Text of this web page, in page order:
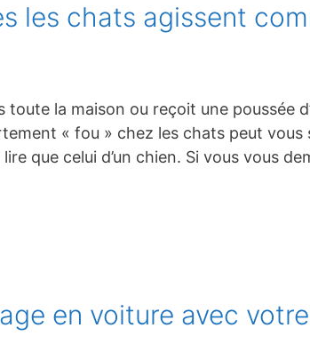
les chats agissent
la maison ou reçoit une poussée
« fou » chez les chats peut vous
que celui d’un chien. Si vous vous
en voiture avec